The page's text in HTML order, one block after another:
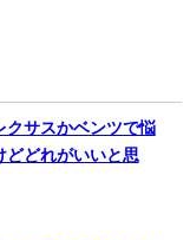
クサスかベンツで悩
どどれがいいと思